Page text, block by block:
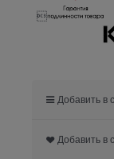

Добавить в
Добавить в